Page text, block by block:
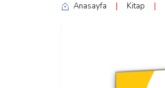
Anasayfa | Kitap |